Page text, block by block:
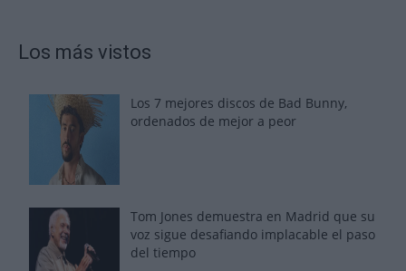
Los más vistos
Los 7 mejores discos de Bad Bunny,
ordenados de mejor a peor
Tom Jones demuestra en Madrid que su
voz sigue desafiando implacable el paso
del tiempo